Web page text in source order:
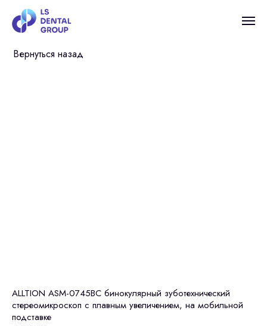
Вернуться назад
ALLTION ASM-0745BC бинокулярный зуботехнический
стереомикроскоп с плавным увеличением, на мобильной
подставке